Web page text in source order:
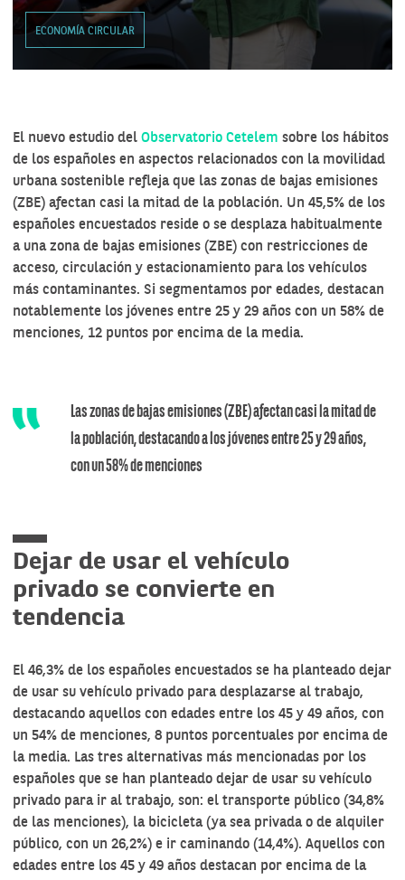
ECONOMÍA CIRCULAR
El nuevo estudio del Observatorio Cetelem sobre los hábitos
de los españoles en aspectos relacionados con la movilidad
urbana sostenible refleja que las zonas de bajas emisiones
(ZBE) afectan casi la mitad de la población. Un 45,5% de los
españoles encuestados reside o se desplaza habitualmente
a una zona de bajas emisiones (ZBE) con restricciones de
acceso, circulación y estacionamiento para los vehículos
más contaminantes. Si segmentamos por edades, destacan
notablemente los jóvenes entre 25 y 29 años con un 58% de
menciones, 12 puntos por encima de la media.
Las zonas de bajas emisiones (ZBE) afectan casi la mitad de
la población, destacando a los jóvenes entre 25 y 29 años,
con un 58% de menciones
Dejar de usar el vehículo
privado se convierte en
tendencia
El 46,3% de los españoles encuestados se ha planteado dejar
de usar su vehículo privado para desplazarse al trabajo,
destacando aquellos con edades entre los 45 y 49 años, con
un 54% de menciones, 8 puntos porcentuales por encima de
la media. Las tres alternativas más mencionadas por los
españoles que se han planteado dejar de usar su vehículo
privado para ir al trabajo, son: el transporte público (34,8%
de las menciones), la bicicleta (ya sea privada o de alquiler
público, con un 26,2%) e ir caminando (14,4%). Aquellos con
edades entre los 45 y 49 años destacan por encima de la